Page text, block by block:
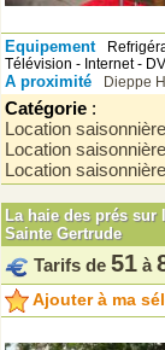
Equipement
Télévision - Internet -
A proximité Dieppe
Catégorie :
Location
Location
Location
La haie des prés sur
Sainte Gertrude
Tarifs de 51 à
Ajouter à ma